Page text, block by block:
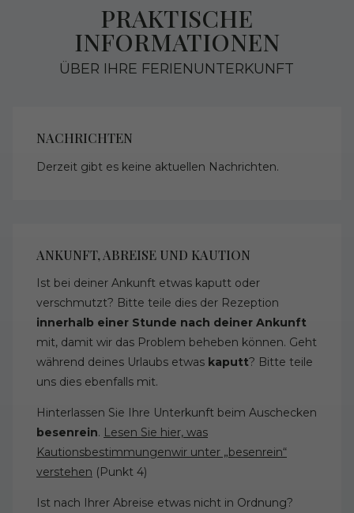
PRAKTISCHE
INFORMATIONEN
ÜBER IHRE FERIENUNTERKUNFT
NACHRICHTEN
Derzeit gibt es keine aktuellen Nachrichten.
ANKUNFT, ABREISE UND KAUTION
Ist bei deiner Ankunft etwas kaputt oder
verschmutzt? Bitte teile dies der Rezeption
innerhalb einer Stunde nach deiner Ankunft
mit, damit wir das Problem beheben können. Geht
während deines Urlaubs etwas kaputt? Bitte teile
uns dies ebenfalls mit.
Hinterlassen Sie Ihre Unterkunft beim Auschecken
besenrein. Lesen Sie hier, was
Kautionsbestimmungenwir unter „besenrein“
verstehen (Punkt 4)
Ist nach Ihrer Abreise etwas nicht in Ordnung?